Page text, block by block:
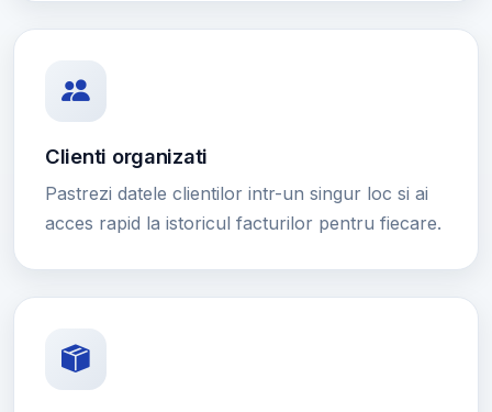
Clienti organizati
Pastrezi datele clientilor intr-un singur loc si ai
acces rapid la istoricul facturilor pentru fiecare.